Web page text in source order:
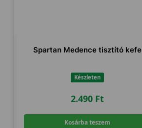
Spartan Medence tisztító kefe
Készleten
2.490 Ft
Kosárba teszem